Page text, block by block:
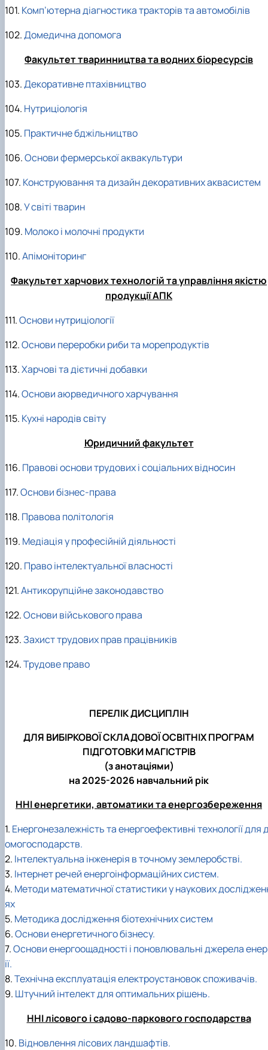
101. Комп’ютерна діагностика тракторів та автомобілів
102.Домедична допомога
Факультет тваринництва та водних біоресурсів
103.Декоративне птахівництво
104. Нутриціологія
105. Практичне бджільництво
106.Основи фермерської аквакультури
107. Конструювання та дизайн декоративних аквасистем
108.У світі тварин
109. Молоко і молочні продукти
110.Апімоніторинг
Факультет харчових технологій та управління якістю
продукції АПК
111.Основи нутриціології
112.Основи переробки риби та морепродуктів
113.Харчові та дієтичні добавки
114.Основи аюрведичного харчування
115. Кухні народів світу
Юридичний факультет
116. Правові основи трудових і соціальних відносин
117.Основи бізнес-права
118. Правова політологія
119. Медіація у професійній діяльності
120. Право інтелектуальної власності
121.Антикорупційне законодавство
122.Основи військового права
123.Захист трудових прав працівників
124.Трудове право
ПЕРЕЛІК ДИСЦИПЛІН
ДЛЯ ВИБІРКОВОЇ СКЛАДОВОЇ ОСВІТНІХ ПРОГРАМ
ПІДГОТОВКИ МАГІСТРІВ
(з анотаціями)
на 2025-2026 навчальний рік
ННІ енергетики, автоматики та енергозбереження
1. Енергонезалежність та енергоефективні технології для
омогосподарств.
2. Інтелектуальна інженерія в точному землеробстві.
3. Інтернет речей енергоінформаційних систем.
4. Методи математичної статистики у наукових
ях
5. Методика дослідження біотехнічних систем
6.Основи енергетичного бізнесу.
7.Основи енергоощадності і поновлювальні джерела
ії.
8.Технічна експлуатація електроустановок споживачів.
9. Штучний інтелект для оптимальних рішень.
ННІ лісового і садово-паркового господарства
10. Відновлення лісових ландшафтів.